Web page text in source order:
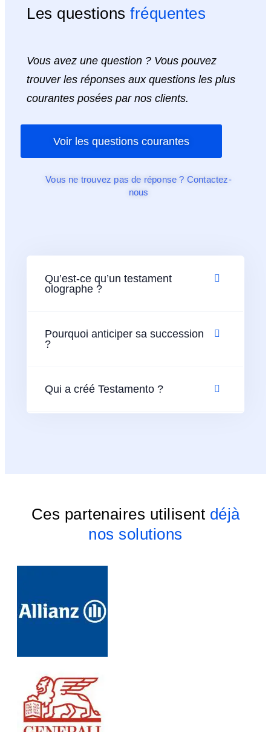
Les questions fréquentes
Vous avez une question ? Vous pouvez
trouver les réponses aux questions les plus
courantes posées par nos clients.
Voir les questions courantes
Vous ne trouvez pas de réponse ? Contactez-
nous
Qu’est-ce qu’un testament
olographe ?
Pourquoi anticiper sa succession
?
Qui a créé Testamento ?
Ces partenaires utilisent déjà
nos solutions